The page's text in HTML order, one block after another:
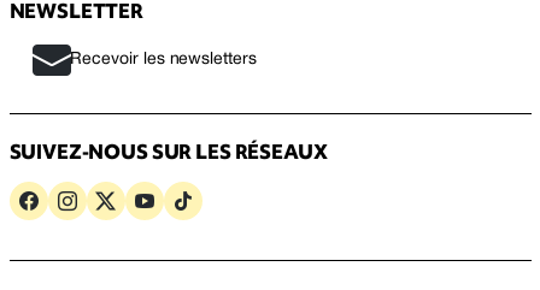
NEWSLETTER
Recevoir les newsletters
SUIVEZ-NOUS SUR LES RÉSEAUX